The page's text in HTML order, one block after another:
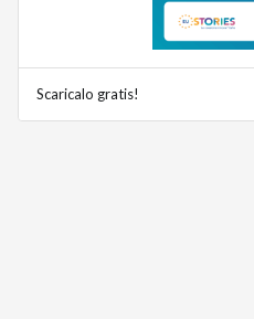
Scaricalo gratis!